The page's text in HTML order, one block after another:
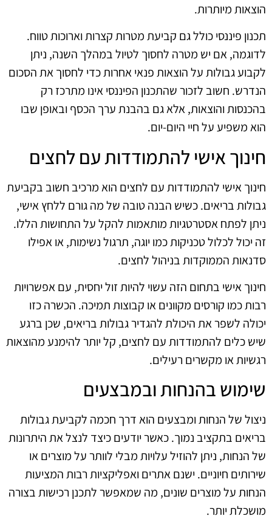
הוצאות מיותרות.
תכנון פיננסי כולל גם קביעת מטרות קצרות וארוכות טווח.
לדוגמה, אם יש מטרה לחסוך לטיול במהלך השנה, ניתן
לקבוע גבולות על הוצאות פנאי אחרות כדי לחסוך את הסכום
הנדרש. חשוב לזכור שהתכנון הפיננסי אינו מתרכז רק
בהכנסות והוצאות, אלא גם בהבנת ערך הכסף ובאופן שבו
הוא משפיע על חיי היום-יום.
חינוך אישי להתמודדות עם לחצים
חינוך אישי להתמודדות עם לחצים הוא מרכיב חשוב בקביעת
גבולות בריאים. כשיש הבנה טובה של מה גורם ללחץ אישי,
ניתן לפתח אסטרטגיות מותאמות להקל על התחושות הללו.
זה יכול לכלול טכניקות כמו יוגה, תרגול נשימות, או אפילו
סדנאות הממוקדות בניהול לחצים.
חינוך אישי בתחום הזה עשוי להיות זול יחסית, עם אפשרויות
רבות כמו קורסים מקוונים או קבוצות תמיכה. הכשרה כזו
יכולה לשפר את היכולת להגדיר גבולות בריאים, שכן ברגע
שיש כלים להתמודדות עם לחצים, קל יותר להימנע מהוצאות
רגשיות או מקשרים רעילים.
שימוש בהנחות ובמבצעים
ניצול של הנחות ומבצעים הוא דרך חכמה לקביעת גבולות
בריאים בתקציב נמוך. כאשר יודעים כיצד לנצל את היתרונות
של הנחות, ניתן להוזיל עלויות מבלי לוותר על מוצרים או
שירותים חיוניים. ישנם אתרים ואפליקציות רבות המציעות
הנחות על מוצרים שונים, מה שמאפשר לתכנן רכישות בצורה
מושכלת יותר.